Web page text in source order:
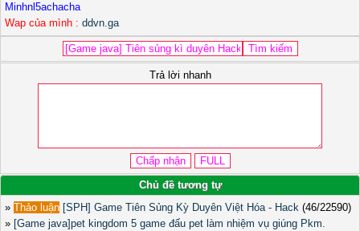
Minhnl5achacha
Wap của mình : ddvn.ga
Trả lời nhanh
Chủ đề tương tự
» Thảo luận [SPH] Game Tiên Sủng Kỳ Duyên Việt Hóa - Hack (46/22590)
» [Game java]pet kingdom 5 game đấu pet làm nhiệm vụ giúng Pkm.